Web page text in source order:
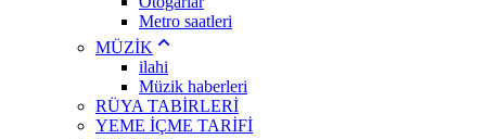
Metro saatleri
MÜZİK
ilahi
Müzik haberleri
RÜYA TABİRLERİ
YEME İÇME TARİFİ